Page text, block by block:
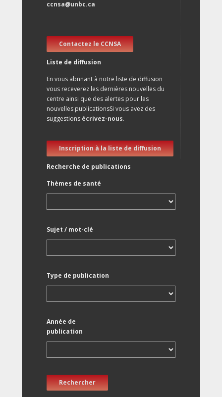
ccnsa@unbc.ca
Contactez le CCNSA
Liste de diffusion
En vous abnnant à notre liste de diffusion
vous receverez les dernières nouvelles du
centre ainsi que des alertes pour les
nouvelles publicationsSi vous avez des
suggestions écrivez-nous.
Inscription à la liste de diffusion
Recherche de publications
Thèmes de santé
Sujet / mot-clé
Type de publication
Année de
publication
Rechercher